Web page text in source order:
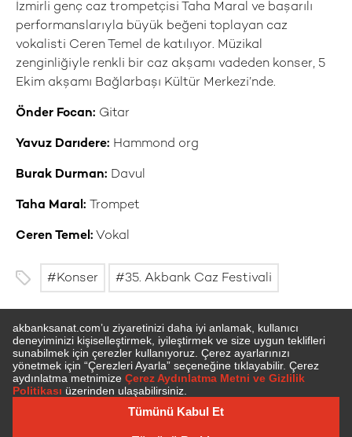
İzmirli genç caz trompetçisi Taha Maral ve başarılı
performanslarıyla büyük beğeni toplayan caz
vokalisti Ceren Temel de katılıyor. Müzikal
zenginliğiyle renkli bir caz akşamı vadeden konser, 5
Ekim akşamı Bağlarbaşı Kültür Merkezi’nde.
Önder Focan: Gitar
Yavuz Darıdere: Hammond org
Burak Durman: Davul
Taha Maral: Trompet
Ceren Temel: Vokal
Konser 35. Akbank Caz Festivali